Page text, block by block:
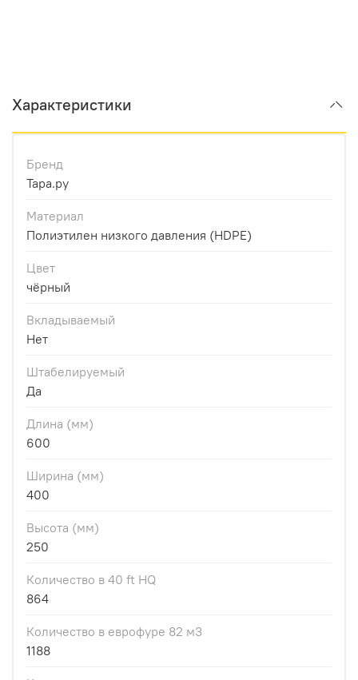
Характеристики
Бренд
Тара.ру
Материал
Полиэтилен низкого давления (HDPE)
Цвет
чёрный
Вкладываемый
Нет
Штабелируемый
Да
Длина (мм)
600
Ширина (мм)
400
Высота (мм)
250
Количество в 40 ft HQ
864
Количество в еврофуре 82 м3
1188